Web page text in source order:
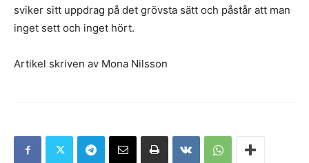
sviker sitt uppdrag på det grövsta sätt och påstår att man
inget sett och inget hört.
Artikel skriven av Mona Nilsson